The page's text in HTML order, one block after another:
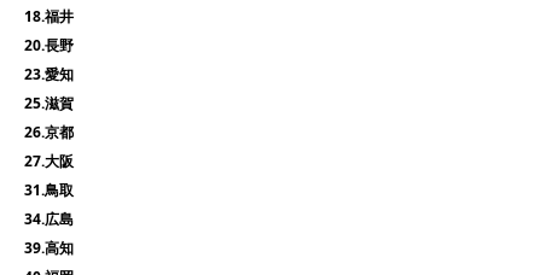
18.福井
20.長野
23.愛知
25.滋賀
26.京都
27.大阪
31.鳥取
34.広島
39.高知